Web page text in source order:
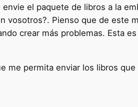
el paquete de libros a la
vosotros?. Pienso que de este
crear más problemas. Esta es
me permita enviar los libros que